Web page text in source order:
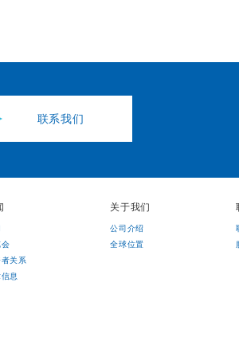
联系我们
会
关系
息
关于我们
公司介绍
全球位置